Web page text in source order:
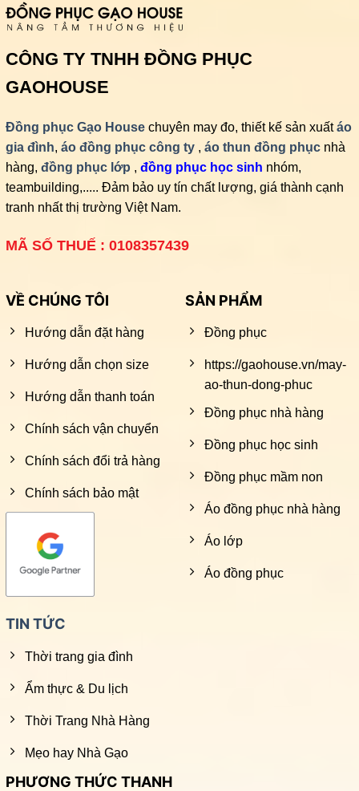
CÔNG TY TNHH ĐỒNG PHỤC
GAOHOUSE
Đồng phục Gạo Housechuyên may đo, thiết kế sản xuấtáo
gia đình, áo đồng phục công ty, áo thun đồng phụcnhà
hàng, đồng phục lớp , đồng phục học sinh nhóm,
teambuilding,..... Đảm bảo uy tín chất lượng, giá thành cạnh
tranh nhất thị trường Việt Nam.
MÃ SỐ THUẾ : 0108357439
VỀ CHÚNG TÔI
Hướng dẫn đặt hàng
Hướng dẫn chọn size
Hướng dẫn thanh toán
Chính sách vận chuyển
Chính sách đổi trả hàng
Chính sách bảo mật
SẢN PHẨM
Đồng phục
https://gaohouse.vn/may-
ao-thun-dong-phuc
Đồng phục nhà hàng
Đồng phục học sinh
Đồng phục mầm non
Áo đồng phục nhà hàng
Áo lớp
Áo đồng phục
TIN TỨC
Thời trang gia đình
Ẩm thực & Du lịch
Thời Trang Nhà Hàng
Mẹo hay Nhà Gạo
PHƯƠNG THỨC THANH